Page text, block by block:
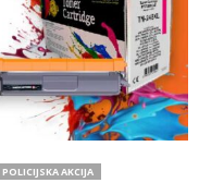
POLICIJSKA AKCIJA